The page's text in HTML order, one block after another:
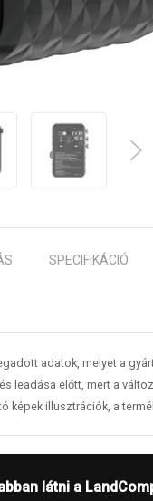
SPECIFIKÁCIÓ
adatok, melyet a
leadása előtt, mert a
képek illusztrációk, a
látni a